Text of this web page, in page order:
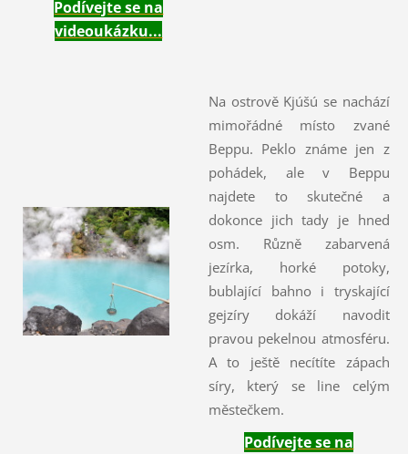
Podívejte se na
videoukázku...
Na ostrově Kjúšú se nachází
mimořádné místo zvané
Beppu. Peklo známe jen z
pohádek, ale v Beppu
najdete to skutečné a
dokonce jich tady je hned
osm. Různě zabarvená
jezírka, horké potoky,
bublající bahno i tryskající
gejzíry dokáží navodit
pravou pekelnou atmosféru.
A to ještě necítíte zápach
síry, který se line celým
městečkem.
Podívejte se na